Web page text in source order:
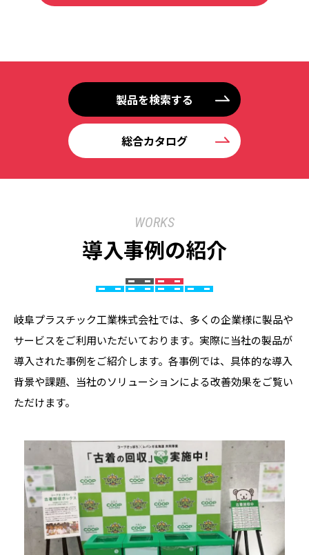
製品を検索する
総合カタログ
WORKS
導入事例の紹介
岐阜プラスチック工業株式会社では、多くの企業様に製品や
サービスをご利用いただいております。実際に当社の製品が
導入された事例をご紹介します。各事例では、具体的な導入
背景や課題、当社のソリューションによる改善効果をご覧い
ただけます。